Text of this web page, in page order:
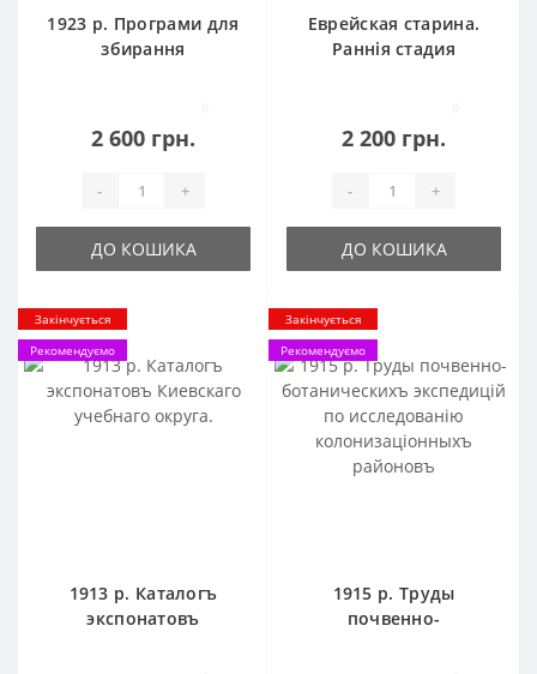
1923 р. Програми для
збирання
2 600 грн.
- +
ДО КОШИКА
Еврейская старина.
Раннія стадия
2 200 грн.
- +
ДО КОШИКА
Закінчується
Рекомендуємо
1913 р. Каталогъ
экспонатовъ
Закінчується
Рекомендуємо
1915 р. Труды
почвенно-